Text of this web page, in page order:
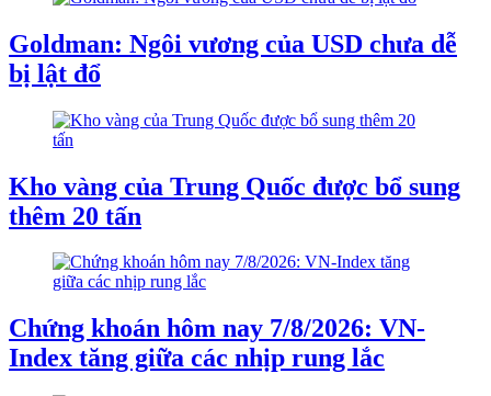
Goldman: Ngôi vương của USD chưa dễ
bị lật đổ
Kho vàng của Trung Quốc được bổ sung
thêm 20 tấn
Chứng khoán hôm nay 7/8/2026: VN-
Index tăng giữa các nhịp rung lắc